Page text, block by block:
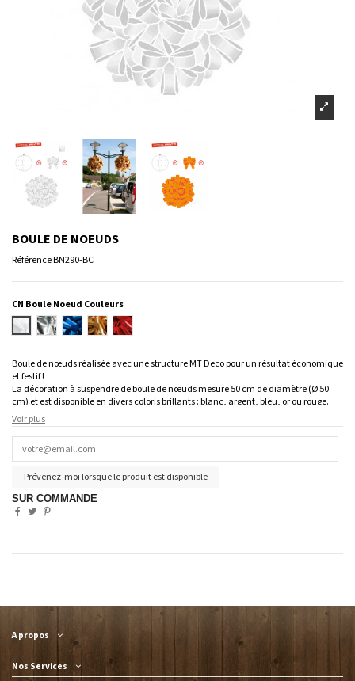
BOULE DE NOEUDS
RéférenceBN290-BC
CN Boule Noeud Couleurs
BlancArgentBleu Or
Rouge
Boule de nœuds réalisée avec une structure MT Deco pour un résultat économique
et festif !
La décoration à suspendre de boule de nœuds mesure 50 cm de diamètre (Ø 50
cm) et est disponible en divers coloris brillants : blanc, argent, bleu, or ou rouge.
Le kit est livré à monter soi-même pour une installation facile et rapide..
Voir plus
Prévenez-moi lorsque le produit est disponible
SUR COMMANDE
A propos
Nos Services